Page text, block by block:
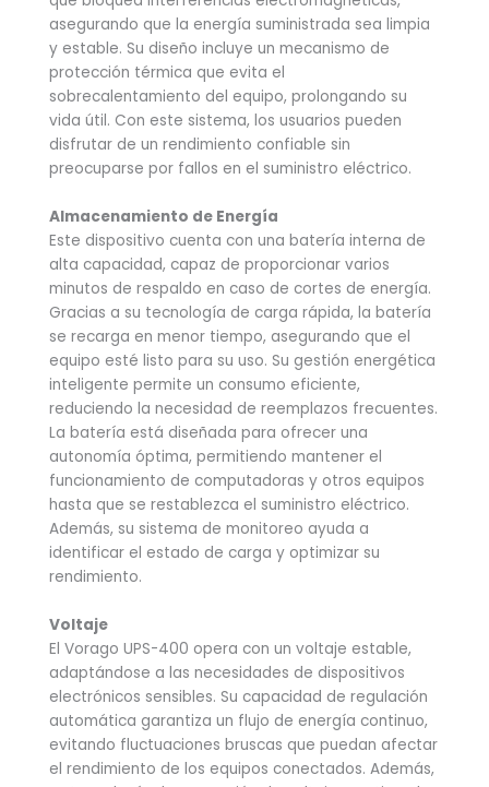
asegurando que la energía suministrada sea limpia
y estable. Su diseño incluye un mecanismo de
protección térmica que evita el
sobrecalentamiento del equipo, prolongando su
vida útil. Con este sistema, los usuarios pueden
disfrutar de un rendimiento confiable sin
preocuparse por fallos en el suministro eléctrico.
Almacenamiento de Energía
Este dispositivo cuenta con una batería interna de
alta capacidad, capaz de proporcionar varios
minutos de respaldo en caso de cortes de energía.
Gracias a su tecnología de carga rápida, la batería
se recarga en menor tiempo, asegurando que el
equipo esté listo para su uso. Su gestión energética
inteligente permite un consumo eficiente,
reduciendo la necesidad de reemplazos frecuentes.
La batería está diseñada para ofrecer una
autonomía óptima, permitiendo mantener el
funcionamiento de computadoras y otros equipos
hasta que se restablezca el suministro eléctrico.
Además, su sistema de monitoreo ayuda a
identificar el estado de carga y optimizar su
rendimiento.
Voltaje
El Vorago UPS-400 opera con un voltaje estable,
adaptándose a las necesidades de dispositivos
electrónicos sensibles. Su capacidad de regulación
automática garantiza un flujo de energía continuo,
evitando fluctuaciones bruscas que puedan afectar
el rendimiento de los equipos conectados. Además,